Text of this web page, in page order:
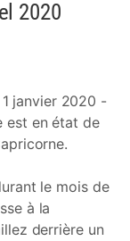
2020
janvier 2020 -
est en état de
le mois de
à la
derrière un